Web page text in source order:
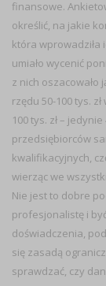
finansowe.
określić, na jakie
która wprowadziła
umiało wycenić
z nich oszacowało
rzędu 50-100 tys.
100 tys. zł –
przedsiębiorców
kwalifikacyjnych,
wierząc we
Nie jest to dobre
profesjonalistę i
doświadczenia,
się zasadą
sprawdzać, czy